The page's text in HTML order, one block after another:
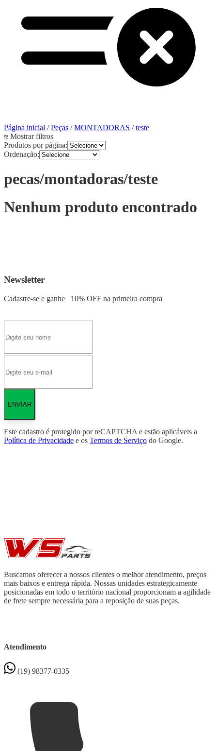
Página inicial /Peças /MONTADORAS /teste
Mostrar filtros
Produtos por página:
Ordenação:
pecas/montadoras/teste
Nenhum produto encontrado
Newsletter
Cadastre-se e ganhe 10% OFF na primeira compra
ENVIAR
Este cadastro é protegido por reCAPTCHA e estão aplicáveis a
Política de Privacidade e os Termos de Serviço do Google.
Buscamos oferecer a nossos clientes o melhor atendimento, preços
mais baixos e entrega rápida. Nossas unidades estrategicamente
posicionadas em todo o território nacional proporcionam a agilidade
de frete sempre necessária para a reposição de suas peças.
Atendimento
(19) 98377-0335